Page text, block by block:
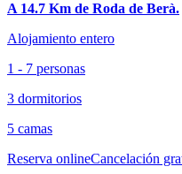
A 14.7 Km de Roda de Berà.
Alojamiento entero
1 - 7 personas
3 dormitorios
5 camas
Reserva onlineCancelación